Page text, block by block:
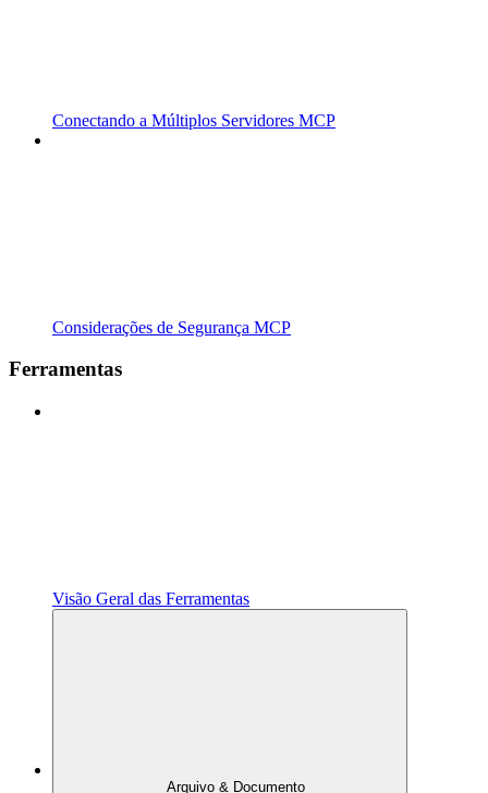
Conectando a Múltiplos Servidores MCP
Considerações de Segurança MCP
Ferramentas
Visão Geral das Ferramentas
Arquivo & Documento